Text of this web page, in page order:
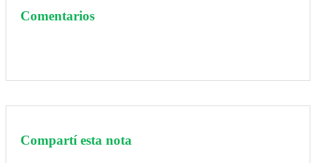
Comentarios
Compartí esta nota